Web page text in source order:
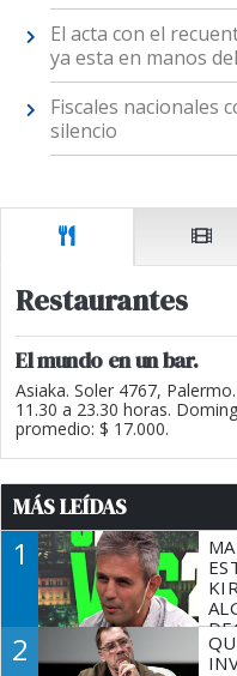
El acta con el
ya esta en manos
Fiscales nacionales
silencio
Restaurantes
El mundo en un bar.
Asiaka. Soler 4767,
11.30 a 23.30 horas.
promedio: $ 17.000.
MÁS LEÍDAS
1
2